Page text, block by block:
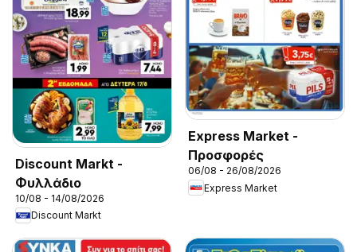
Discount Markt -
Φυλλάδιο
10/08 - 14/08/2026
Discount Markt
Express Market -
Προσφορές
06/08 - 26/08/2026
Express Market